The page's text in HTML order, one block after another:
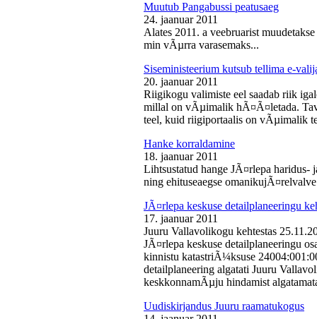
Muutub Pangabussi peatusaeg
24. jaanuar 2011
Alates 2011. a veebruarist
min vÃµrra varasemaks...
Siseministeerium kutsub tellima e-
20. jaanuar 2011
Riigikogu valimiste eel saadab riik
millal on vÃµimalik hÃ¤Ã¤letada.
teel, kuid riigiportaalis on vÃµimalik
Hanke korraldamine
18. jaanuar 2011
Lihtsustatud hange JÃ¤rlepa
ning ehituseaegse
JÃ¤rlepa keskuse detailplaneeringu
17. jaanuar 2011
Juuru Vallavolikogu kehtestas
JÃ¤rlepa keskuse detailplaneeringu
kinnistu katastriÃ¼ksuse
detailplaneering algatati Juuru
keskkonnamÃµju hindamist
Uudiskirjandus Juuru raamatukogus